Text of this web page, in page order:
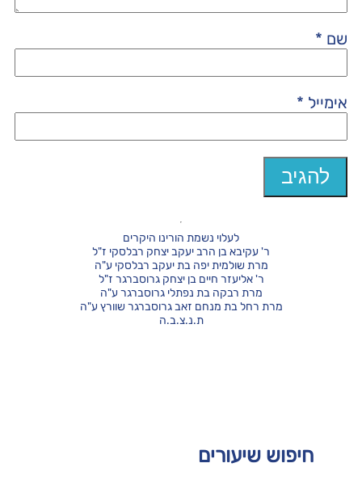
שם *
אימייל *
חיפוש שיעורים
לעלוי נשמת הורינו היקרים
ר' עקיבא בן הרב יעקב יצחק רבלסקי ז"ל
מרת שולמית יפה בת יעקב רבלסקי ע"ה
ר' אליעזר חיים בן יצחק גרוסברגר ז"ל
מרת רבקה בת נפתלי גרוסברגר ע"ה
מרת רחל בת מנחם זאב גרוסברגר שוורץ ע"ה
ת.נ.צ.ב.ה